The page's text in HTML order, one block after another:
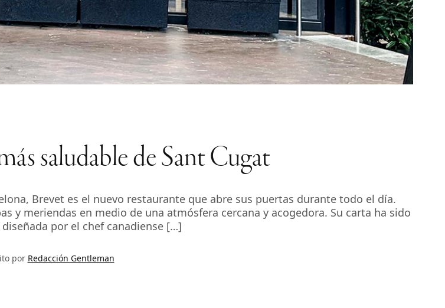
saludable de Sant Cugat
Brevet es el nuevo restaurante que abre sus puertas durante todo el día.
y meriendas en medio de una atmósfera cercana y acogedora. Su carta ha sido
por el chef canadiense […]
por Redacción Gentleman